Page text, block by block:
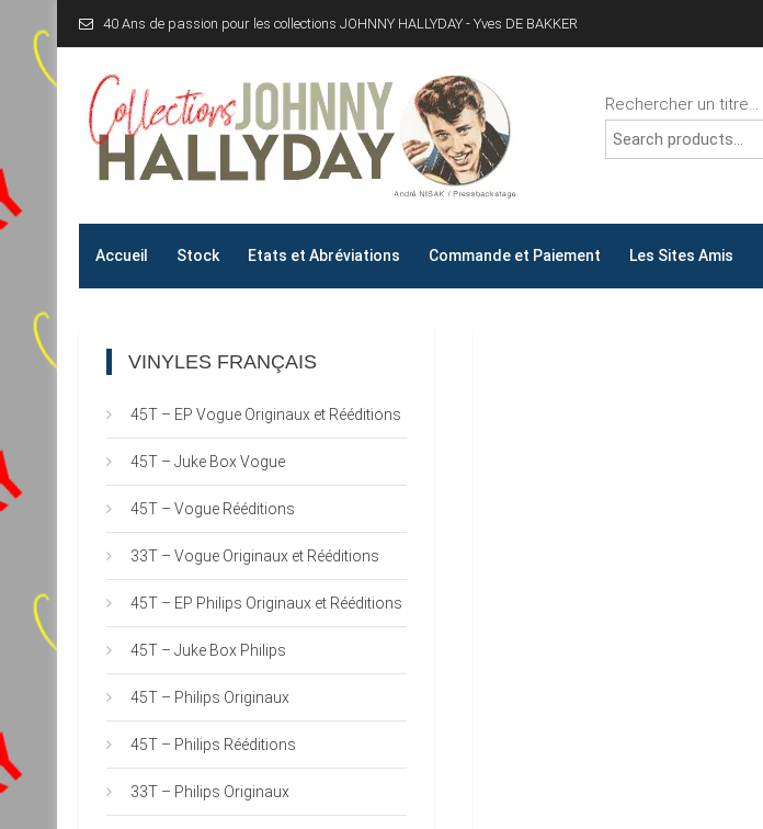
to
content
40 Ans de passion pour les collections JOHNNY HALLYDAY - Yves DE BAKKER
Collections JOHNNY HALLYDAY
Rechercher un titre...
Accueil Stock Etats et Abréviations Commande et Paiement Les Sites Amis
VINYLES FRANÇAIS
45T – EP Vogue Originaux et Rééditions
45T – Juke Box Vogue
45T – Vogue Rééditions
33T – Vogue Originaux et Rééditions
45T – EP Philips Originaux et Rééditions
45T – Juke Box Philips
45T – Philips Originaux
45T – Philips Rééditions
33T – Philips Originaux